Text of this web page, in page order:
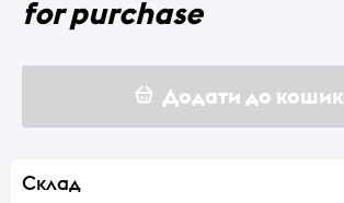
for purchase
Додати до
Склад